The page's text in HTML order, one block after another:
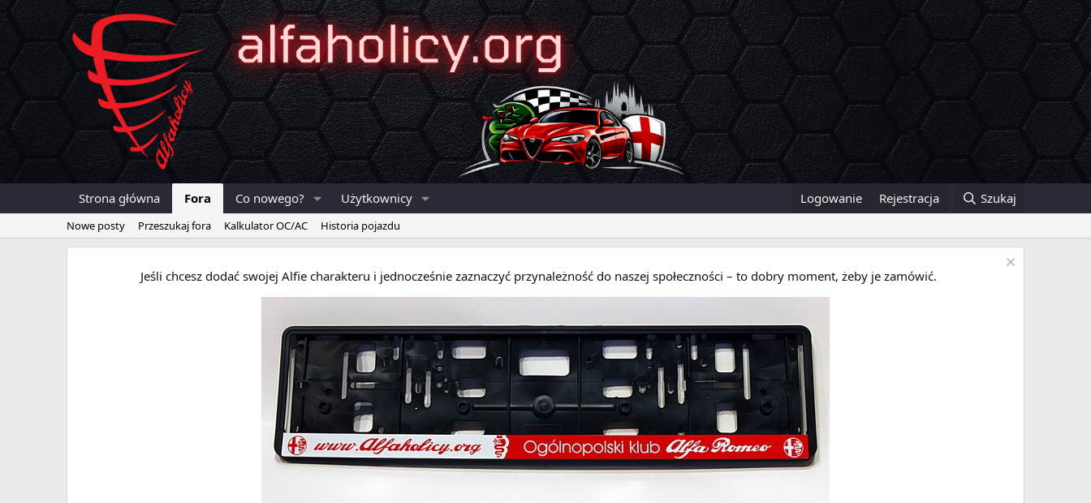
Strona główna Fora Co nowego? Użytkownicy Logowanie Rejestracja Szukaj
Nowe posty Przeszukaj fora Kalkulator OC/AC Historia pojazdu
Jeśli chcesz dodać swojej Alfie charakteru i jednocześnie zaznaczyć przynależność do naszej społeczności – to dobry moment, żeby je zamówić.